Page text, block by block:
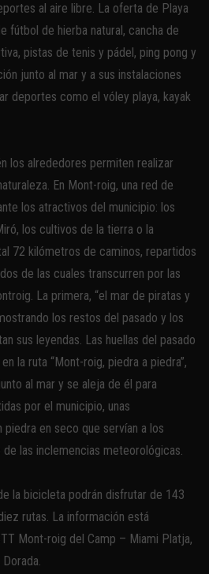
al aire libre. La oferta de Playa
fútbol de hierba natural, cancha de
pistas de tenis y pádel, ping pong y
junto al mar y a sus instalaciones
deportes como el vóley playa, kayak
los alrededores permiten realizar
En Mont-roig, una red de
los atractivos del municipio: los
los cultivos de la tierra o la
72 kilómetros de caminos, repartidos
de las cuales transcurren por las
La primera, “el mar de piratas y
los restos del pasado y los
sus leyendas. Las huellas del pasado
la ruta “Mont-roig, piedra a piedra”,
al mar y se aleja de él para
por el municipio, unas
en seco que servían a los
las inclemencias meteorológicas.
la bicicleta podrán disfrutar de 143
rutas. La información está
Mont-roig del Camp – Miami Platja,